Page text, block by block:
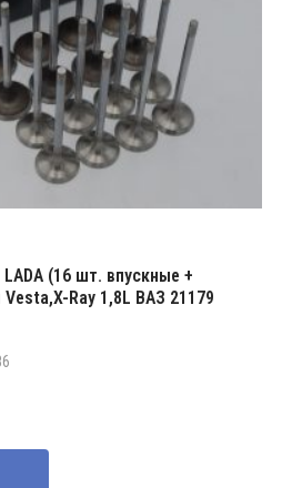
(16 шт. впускные +
Ray 1,8L ВАЗ 21179